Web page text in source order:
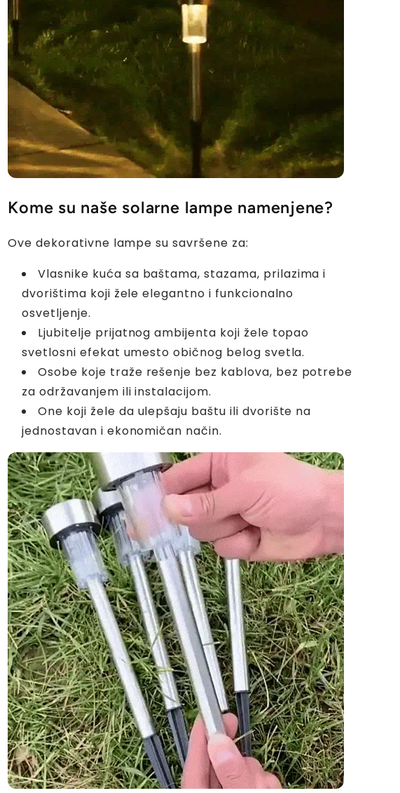
Kome su naše solarne lampe namenjene?
Ove dekorativne lampe su savršene za:
Vlasnike kuća sa baštama, stazama, prilazima i
dvorištima koji žele elegantno i funkcionalno
osvetljenje.
Ljubitelje prijatnog ambijenta koji žele topao
svetlosni efekat umesto običnog belog svetla.
Osobe koje traže rešenje bez kablova, bez potrebe
za održavanjem ili instalacijom.
One koji žele da ulepšaju baštu ili dvorište na
jednostavan i ekonomičan način.